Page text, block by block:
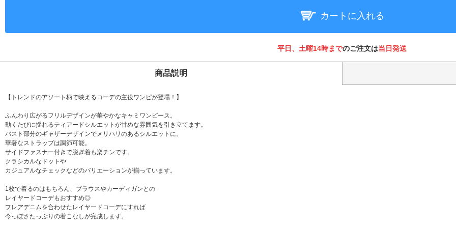
カートに入れる
平日、土曜14時までのご注文は当日発送
商品説明
【トレンドのアソート柄で映えるコーデの主役ワンピが登場！】
ふんわり広がるフリルデザインが華やかなキャミワンピース。
動くたびに揺れるティアードシルエットが甘めな雰囲気を引き立てます。
バスト部分のギャザーデザインでメリハリのあるシルエットに。
華奢なストラップは調節可能。
サイドファスナー付きで脱ぎ着も楽チンです。
クラシカルなドットや
カジュアルなチェックなどのバリエーションが揃っています。
1枚で着るのはもちろん、ブラウスやカーディガンとの
レイヤードコーデもおすすめ◎
フレアデニムを合わせたレイヤードコーデにすれば
今っぽさたっぷりの着こなしが完成します。